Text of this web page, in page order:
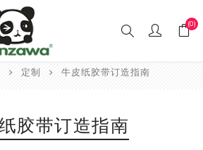
(0)
定制 牛皮纸胶带订造指南
胶带订造指南